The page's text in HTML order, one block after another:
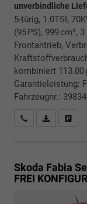
unverbindliche
5-türig, 1.0TSI,
(95 PS), 999 cm³,
Frontantrieb,
kombiniert 113.00
Garantieleistung:
Fahrzeugnr.: 39834
Rückrufbitte
PDF-
Skoda Fabia
FREI